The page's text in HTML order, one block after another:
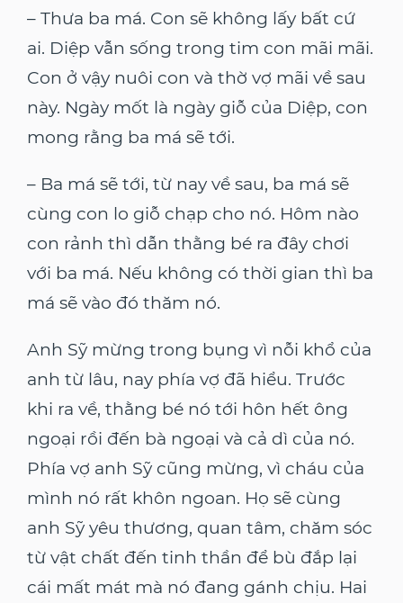
– Thưa ba má. Con sẽ không lấy bất cứ
ai. Diệp vẫn sống trong tim con mãi mãi.
Con ở vậy nuôi con và thờ vợ mãi về sau
này. Ngày mốt là ngày giỗ của Diệp, con
mong rằng ba má sẽ tới.
– Ba má sẽ tới, từ nay về sau, ba má sẽ
cùng con lo giỗ chạp cho nó. Hôm nào
con rảnh thì dẫn thằng bé ra đây chơi
với ba má. Nếu không có thời gian thì ba
má sẽ vào đó thăm nó.
Anh Sỹ mừng trong bụng vì nỗi khổ của
anh từ lâu, nay phía vợ đã hiểu. Trước
khi ra về, thằng bé nó tới hôn hết ông
ngoại rồi đến bà ngoại và cả dì của nó.
Phía vợ anh Sỹ cũng mừng, vì cháu của
mình nó rất khôn ngoan. Họ sẽ cùng
anh Sỹ yêu thương, quan tâm, chăm sóc
từ vật chất đến tinh thần để bù đắp lại
cái mất mát mà nó đang gánh chịu. Hai